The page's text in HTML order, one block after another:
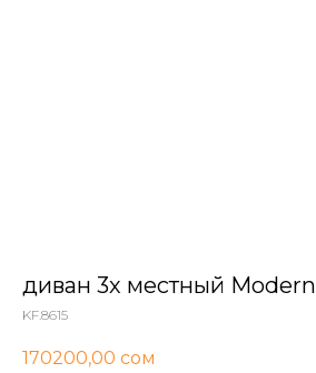
диван 3х местный Modern
KF.8615
170200,00 сом